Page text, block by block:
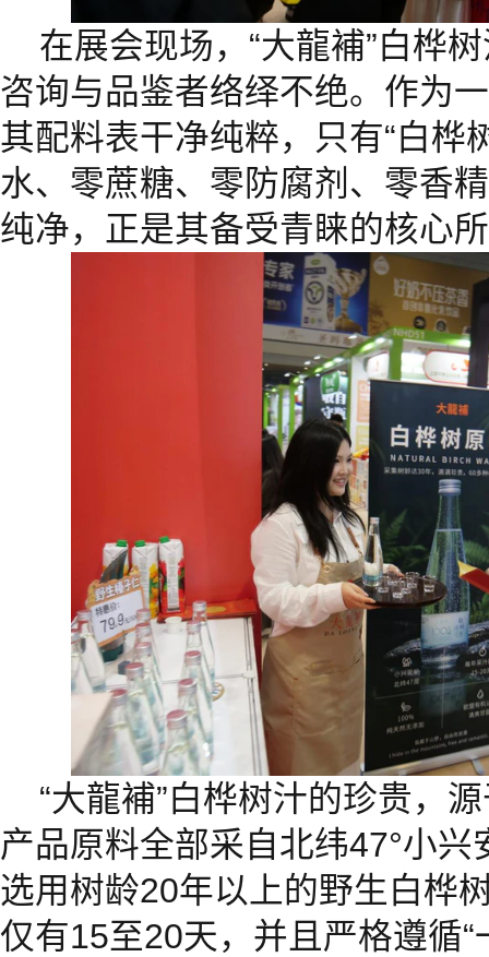
在展会现场，“大龍補”白桦
咨询与品鉴者络绎不绝。作为
其配料表干净纯粹，只有“白桦
水、零蔗糖、零防腐剂、零香
纯净，正是其备受青睐的核心
“大龍補”白桦树汁的珍贵，
产品原料全部采自北纬47°小兴
选用树龄20年以上的野生白桦
仅有15至20天，并且严格遵循